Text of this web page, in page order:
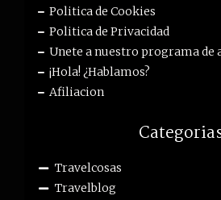
Politica de Cookies
Politica de Privacidad
Unete a nuestro programa de
¡Hola! ¿Hablamos?
Afiliacion
Travelcosas
Travelblog